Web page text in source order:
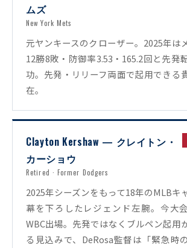
ムズ
New York Mets
元ヤンキースのクローザー。2025年は
12勝8敗・防御率3.53・165.2回と先発
功。先発・リリーフ両面で起用できる
在。
Clayton Kershaw — クレイトン・
カーショウ
Retired · Former Dodgers
2025年シーズンをもって18年のMLBキ
幕を下ろしたレジェンド左腕。今大
WBC出場。先発ではなくブルペン起用
る見込みで、DeRosa監督は「緊急時